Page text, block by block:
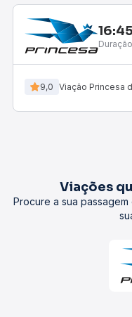
16:45
9,0 Viação Princesa
Viações
Procure a sua